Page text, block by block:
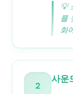
💡
를
화
2
사운